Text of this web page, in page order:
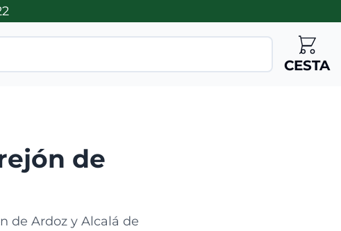
CESTA
de
de Ardoz y Alcalá de